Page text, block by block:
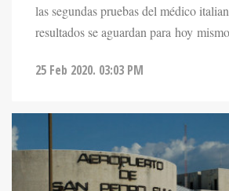
las segundas pruebas del médico
resultados se aguardan para hoy
25 Feb 2020. 03:03 PM